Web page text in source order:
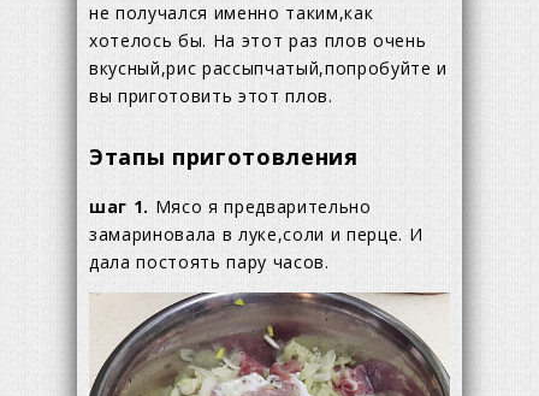
не получался именно таким,как
хотелось бы. На этот раз плов очень
вкусный,рис рассыпчатый,попробуйте и
вы приготовить этот плов.
Этапы приготовления
шаг 1. Мясо я предварительно
замариновала в луке,соли и перце. И
дала постоять пару часов.